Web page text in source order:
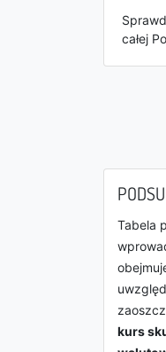
całej
Tabela
kurs